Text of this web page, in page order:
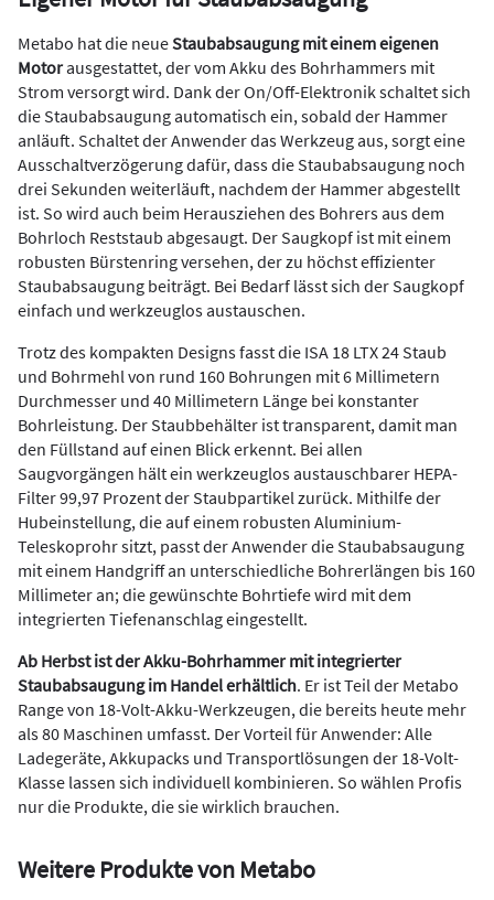
Metabo hat die neueStaubabsaugung mit einem eigenen
Motorausgestattet, der vom Akku des Bohrhammers mit
Strom versorgt wird. Dank der On/Off-Elektronik schaltet sich
die Staubabsaugung automatisch ein, sobald der Hammer
anläuft. Schaltet der Anwender das Werkzeug aus, sorgt eine
Ausschaltverzögerung dafür, dass die Staubabsaugung noch
drei Sekunden weiterläuft, nachdem der Hammer abgestellt
ist. So wird auch beim Herausziehen des Bohrers aus dem
Bohrloch Reststaub abgesaugt. Der Saugkopf ist mit einem
robusten Bürstenring versehen, der zu höchst effizienter
Staubabsaugung beiträgt. Bei Bedarf lässt sich der Saugkopf
einfach und werkzeuglos austauschen.
Trotz des kompakten Designs fasst die ISA 18 LTX 24 Staub
und Bohrmehl von rund 160 Bohrungen mit 6 Millimetern
Durchmesser und 40 Millimetern Länge bei konstanter
Bohrleistung. Der Staubbehälter ist transparent, damit man
den Füllstand auf einen Blick erkennt. Bei allen
Saugvorgängen hält ein werkzeuglos austauschbarer HEPA-
Filter 99,97 Prozent der Staubpartikel zurück. Mithilfe der
Hubeinstellung, die auf einem robusten Aluminium-
Teleskoprohr sitzt, passt der Anwender die Staubabsaugung
mit einem Handgriff an unterschiedliche Bohrerlängen bis 160
Millimeter an; die gewünschte Bohrtiefe wird mit dem
integrierten Tiefenanschlag eingestellt.
Ab Herbst ist der Akku-Bohrhammer mit integrierter
Staubabsaugung im Handel erhältlich. Er ist Teil der Metabo
Range von 18-Volt-Akku-Werkzeugen, die bereits heute mehr
als 80 Maschinen umfasst. Der Vorteil für Anwender: Alle
Ladegeräte, Akkupacks und Transportlösungen der 18-Volt-
Klasse lassen sich individuell kombinieren. So wählen Profis
nur die Produkte, die sie wirklich brauchen.
Weitere Produkte von Metabo